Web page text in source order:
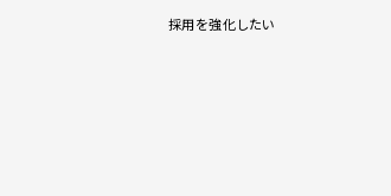
採用を強化したい